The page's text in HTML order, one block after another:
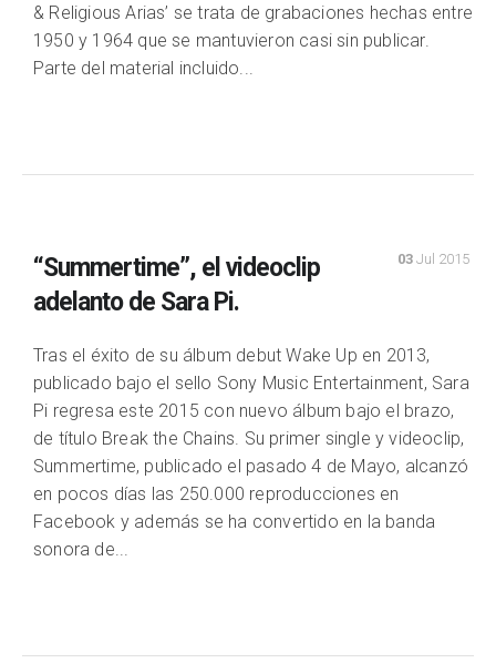
& Religious Arias’ se trata de grabaciones hechas entre
1950 y 1964 que se mantuvieron casi sin publicar.
Parte del material incluido...
03 Jul 2015
“Summertime”, el videoclip
adelanto de Sara Pi.
Tras el éxito de su álbum debut Wake Up en 2013,
publicado bajo el sello Sony Music Entertainment, Sara
Pi regresa este 2015 con nuevo álbum bajo el brazo,
de título Break the Chains. Su primer single y videoclip,
Summertime, publicado el pasado 4 de Mayo, alcanzó
en pocos días las 250.000 reproducciones en
Facebook y además se ha convertido en la banda
sonora de...